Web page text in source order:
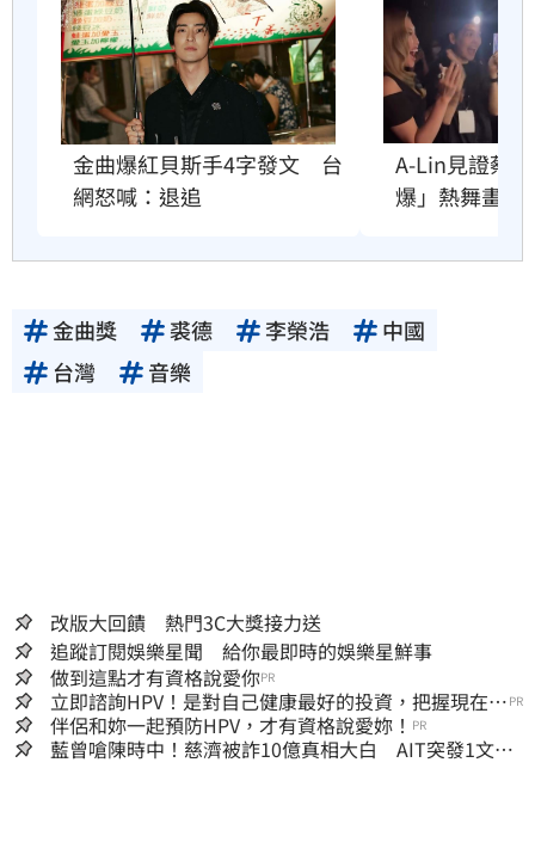
金曲爆紅貝斯手4字發文　台
網怒喊：退追
A-Lin見證蔡
爆」熱舞畫面
金曲獎 裘德 李榮浩
中國
台灣
音樂
改版大回饋 熱門3C大獎接力送
追蹤訂閱娛樂星聞 給你最即時的娛樂星鮮事
做到這點才有資格說愛你PR
立即諮詢HPV！是對自己健康最好的投資，把握現在不
嫌晚！
PR
伴侶和妳一起預防HPV，才有資格說愛妳！ PR
藍曾嗆陳時中！慈濟被詐10億真相大白 AIT突發1文酸